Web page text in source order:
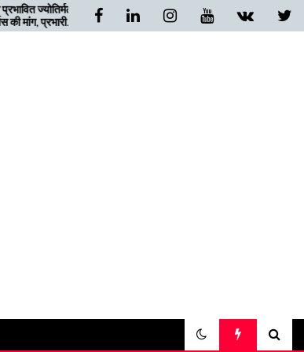
बदरीनाथ जा रहे गुजरात के चार
यात्री निजमुला घाटी में फंसे,
ग्रामीणों ने दिया सहारा